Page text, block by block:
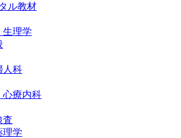
ル教材
生理学
人科
心療内科
査
理学